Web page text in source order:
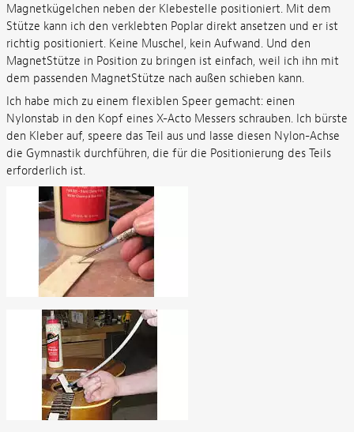
Magnetkügelchen neben der Klebestelle positioniert. Mit dem
Stütze kann ich den verklebten Poplar direkt ansetzen und er ist
richtig positioniert. Keine Muschel, kein Aufwand. Und den
MagnetStütze in Position zu bringen ist einfach, weil ich ihn mit
dem passenden MagnetStütze nach außen schieben kann.
Ich habe mich zu einem flexiblen Speer gemacht: einen
Nylonstab in den Kopf eines X-Acto Messers schrauben. Ich bürste
den Kleber auf, speere das Teil aus und lasse diesen Nylon-Achse
die Gymnastik durchführen, die für die Positionierung des Teils
erforderlich ist.